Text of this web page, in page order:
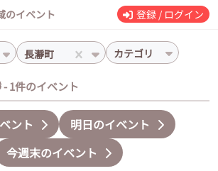
のイベント 登録 / ログイン
長瀞町 カテゴリ
1件のイベント
ント
明日のイベント
今週末のイベント